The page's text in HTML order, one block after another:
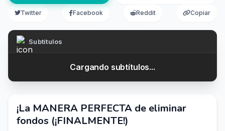
Twitter Facebook Reddit Copiar
Subtítulos
Cargando subtítulos...
¡La MANERA PERFECTA de eliminar
fondos (¡FINALMENTE!)